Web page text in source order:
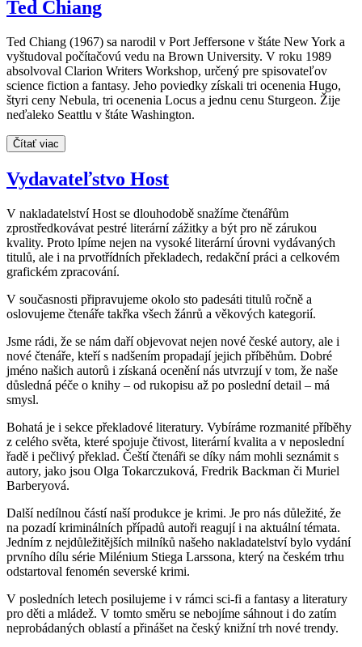
Ted Chiang
Ted Chiang (1967) sa narodil v Port Jeffersone v štáte New York a
vyštudoval počítačovú vedu na Brown University. V roku 1989
absolvoval Clarion Writers Workshop, určený pre spisovateľov
science fiction a fantasy. Jeho poviedky získali tri ocenenia Hugo,
štyri ceny Nebula, tri ocenenia Locus a jednu cenu Sturgeon. Žije
neďaleko Seattlu v štáte Washington.
Čítať viac
Vydavateľstvo Host
V nakladatelství Host se dlouhodobě snažíme čtenářům
zprostředkovávat pestré literární zážitky a být pro ně zárukou
kvality. Proto lpíme nejen na vysoké literární úrovni vydávaných
titulů, ale i na prvotřídních překladech, redakční práci a celkovém
grafickém zpracování.
V současnosti připravujeme okolo sto padesáti titulů ročně a
oslovujeme čtenáře takřka všech žánrů a věkových kategorií.
Jsme rádi, že se nám daří objevovat nejen nové české autory, ale i
nové čtenáře, kteří s nadšením propadají jejich příběhům. Dobré
jméno našich autorů i získaná ocenění nás utvrzují v tom, že naše
důsledná péče o knihy – od rukopisu až po poslední detail – má
smysl.
Bohatá je i sekce překladové literatury. Vybíráme rozmanité příběhy
z celého světa, které spojuje čtivost, literární kvalita a v neposlední
řadě i pečlivý překlad. Čeští čtenáři se díky nám mohli seznámit s
autory, jako jsou Olga Tokarczuková, Fredrik Backman či Muriel
Barberyová.
Další nedílnou částí naší produkce je krimi. Je pro nás důležité, že
na pozadí kriminálních případů autoři reagují i na aktuální témata.
Jedním z nejdůležitějších milníků našeho nakladatelství bylo vydání
prvního dílu série Milénium Stiega Larssona, který na českém trhu
odstartoval fenomén severské krimi.
V posledních letech posilujeme i v rámci sci-fi a fantasy a literatury
pro děti a mládež. V tomto směru se nebojíme sáhnout i do zatím
neprobádaných oblastí a přinášet na český knižní trh nové trendy.